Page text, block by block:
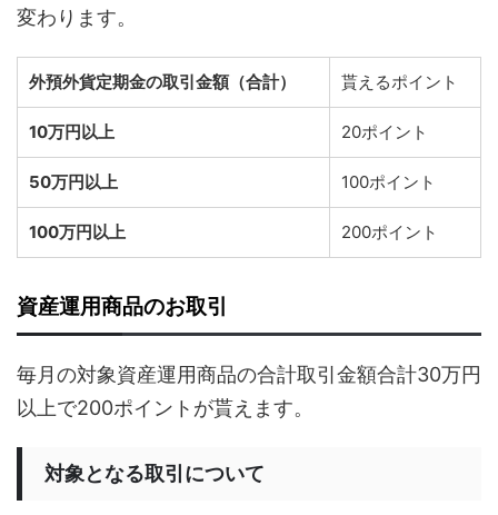
変わります。
外預外貨定期金の取引金額（合計） 貰えるポイント
10万円以上 20ポイント
50万円以上 100ポイント
100万円以上 200ポイント
資産運用商品のお取引
毎月の対象資産運用商品の合計取引金額合計30万円
以上で200ポイントが貰えます。
対象となる取引について